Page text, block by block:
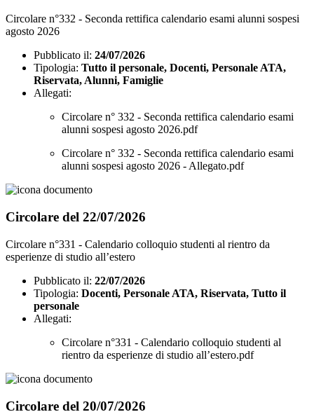
Circolare n°332 - Seconda rettifica calendario esami alunni sospesi
agosto 2026
Pubblicato il: 24/07/2026
Tipologia: Tutto il personale, Docenti, Personale ATA,
Riservata, Alunni, Famiglie
Allegati:
Circolare n° 332 - Seconda rettifica calendario esami
alunni sospesi agosto 2026.pdf
Circolare n° 332 - Seconda rettifica calendario esami
alunni sospesi agosto 2026 - Allegato.pdf
Circolare del 22/07/2026
Circolare n°331 - Calendario colloquio studenti al rientro da
esperienze di studio all’estero
Pubblicato il: 22/07/2026
Tipologia: Docenti, Personale ATA, Riservata, Tutto il
personale
Allegati:
Circolare n°331 - Calendario colloquio studenti al
rientro da esperienze di studio all’estero.pdf
Circolare del 20/07/2026